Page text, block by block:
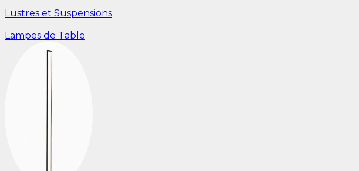
Lustres et Suspensions
Lampes de Table